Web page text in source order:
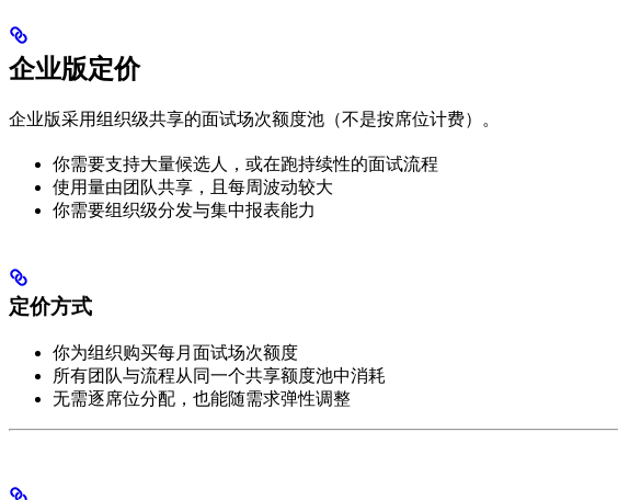
企业版定价
企业版采用组织级共享的面试场次额度池（不是按席位计费）。
你需要支持大量候选人，或在跑持续性的面试流程
使用量由团队共享，且每周波动较大
你需要组织级分发与集中报表能力
定价方式
你为组织购买每月面试场次额度
所有团队与流程从同一个共享额度池中消耗
无需逐席位分配，也能随需求弹性调整